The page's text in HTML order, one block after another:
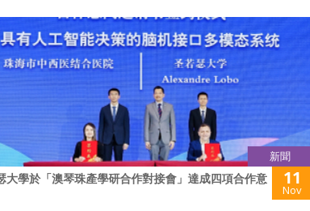
新聞
大學於「澳琴珠產學研合作對接會」達成四項合作意
11
Nov